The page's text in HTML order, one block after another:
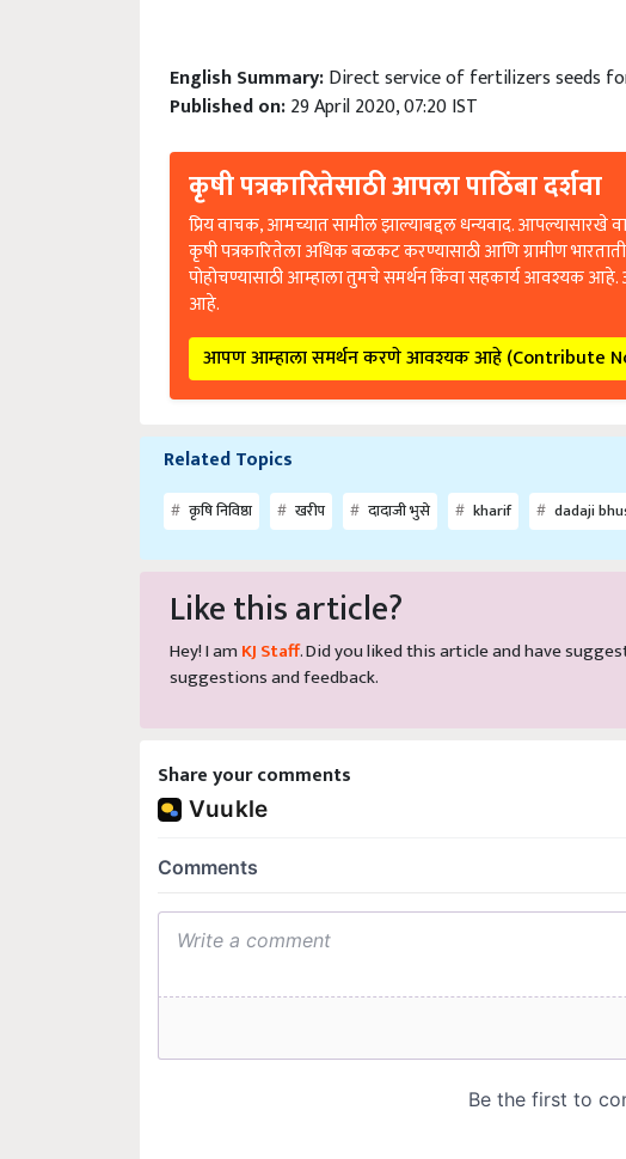
English Summary:Direct service of fertilizers seeds
Published on:29 April 2020, 07:20 IST
कृषी पत्रकारितेसाठी आपला पाठिंबा दर्शवा
प्रिय वाचक, आमच्यात सामील झाल्याबद्दल धन्यवाद. आपल्यासारखे
कृषी पत्रकारितेला अधिक बळकट करण्यासाठी आणि ग्रामीण
पोहोचण्यासाठी आम्हाला तुमचे समर्थन किंवा सहकार्य आवश्यक आहे.
आहे.
आपण आम्हाला समर्थन करणे आवश्यक आहे (Contribute
Related Topics
कृषि निविष्ठा खरीप दादाजी भुसे kharif dadaji
Like this article?
Hey! I am KJ Staff. Did you liked this article and have
suggestions and feedback.
Share your comments